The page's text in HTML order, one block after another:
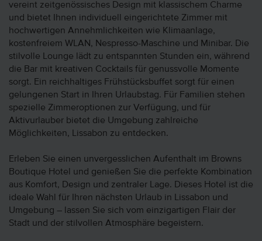
vereint zeitgenössisches Design mit klassischem Charme
und bietet Ihnen individuell eingerichtete Zimmer mit
hochwertigen Annehmlichkeiten wie Klimaanlage,
kostenfreiem WLAN, Nespresso-Maschine und Minibar. Die
stilvolle Lounge lädt zu entspannten Stunden ein, während
die Bar mit kreativen Cocktails für genussvolle Momente
sorgt. Ein reichhaltiges Frühstücksbuffet sorgt für einen
gelungenen Start in Ihren Urlaubstag. Für Familien stehen
spezielle Zimmeroptionen zur Verfügung, und für
Aktivurlauber bietet die Umgebung zahlreiche
Möglichkeiten, Lissabon zu entdecken.
Erleben Sie einen unvergesslichen Aufenthalt im Browns
Boutique Hotel und genießen Sie die perfekte Kombination
aus Komfort, Design und zentraler Lage. Dieses Hotel ist die
ideale Wahl für Ihren nächsten Urlaub in Lissabon und
Umgebung – lassen Sie sich vom einzigartigen Flair der
Stadt und der stilvollen Atmosphäre begeistern.